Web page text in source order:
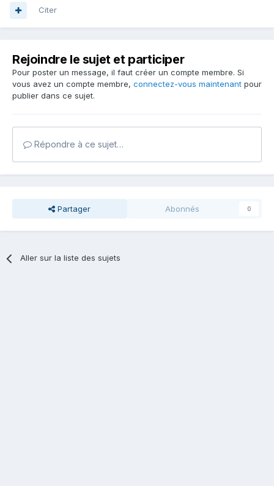
Citer
Rejoindre le sujet et participer
Pour poster un message, il faut créer un compte membre. Si
vous avez un compte membre, connectez-vous maintenant pour
publier dans ce sujet.
Répondre à ce sujet…
Partager Abonnés 0
Aller sur la liste des sujets